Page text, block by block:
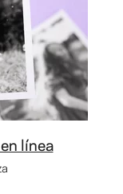
línea